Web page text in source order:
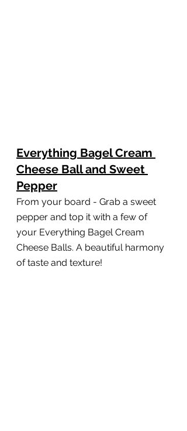
Everything Bagel Cream
Cheese Ball and Sweet
Pepper
From your board - Grab a sweet
pepper and top it with a few of
your Everything Bagel Cream
Cheese Balls. A beautiful harmony
of taste and texture!